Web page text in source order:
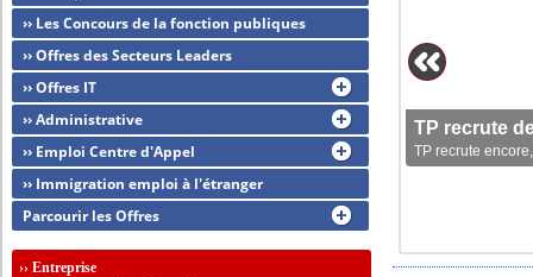
TP recrute
TP recrute
›› Les Concours de la fonction publiques
›› Offres des Secteurs Leaders
›› Offres IT
›› Administrative
›› Emploi Centre d'Appel
›› Immigration emploi à l'étranger
Parcourir les Offres
››Entreprise